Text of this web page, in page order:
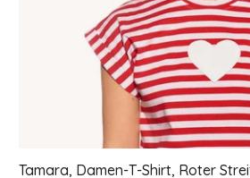
Tamara, Damen-T-Shirt, Roter